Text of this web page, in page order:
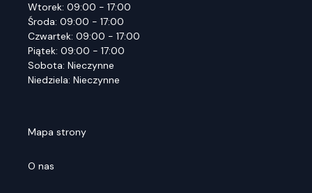
Wtorek: 09:00 - 17:00
Środa: 09:00 - 17:00
Czwartek: 09:00 - 17:00
Piątek: 09:00 - 17:00
Sobota: Nieczynne
Niedziela: Nieczynne
Mapa strony
O nas